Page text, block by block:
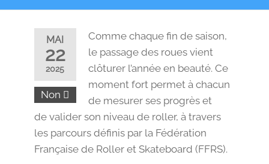
MAI
22
2025
Non
Comme chaque fin de saison,
le passage des roues vient
clôturer l’année en beauté. Ce
moment fort permet à chacun
de mesurer ses progrès et
de valider son niveau de roller, à travers
les parcours définis par la Fédération
Française de Roller et Skateboard (FFRS).